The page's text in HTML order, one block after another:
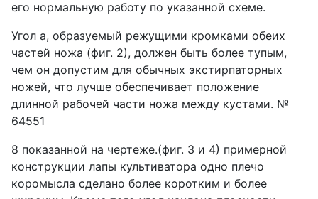
его нормальную работу по указанной схеме.
Угол а, образуемый режущими кромками обеих
частей ножа (фиг. 2), должен быть более тупым,
чем он допустим для обычных экстирпаторных
ножей, что лучше обеспечивает положение
длинной рабочей части ножа между кустами. №
64551
8 показанной на чертеже.(фиг. 3 и 4) примерной
конструкции лапы культиватора одно плечо
коромысла сделано более коротким и более